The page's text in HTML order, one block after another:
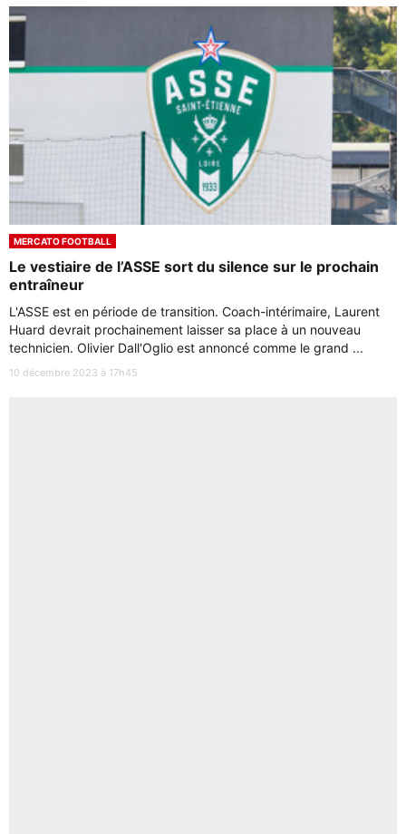
MERCATO FOOTBALL
Le vestiaire de l’ASSE sort du silence sur le prochain
entraîneur
L'ASSE est en période de transition. Coach-intérimaire, Laurent
Huard devrait prochainement laisser sa place à un nouveau
technicien. Olivier Dall'Oglio est annoncé comme le grand ...
10 décembre 2023 à 17h45